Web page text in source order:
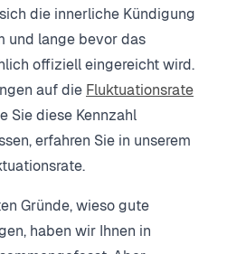
die innerliche Kündigung
und lange bevor das
offiziell eingereicht wird.
auf die Fluktuationsrate
Sie diese Kennzahl
erfahren Sie in unserem
Gründe, wieso gute
haben wir Ihnen in